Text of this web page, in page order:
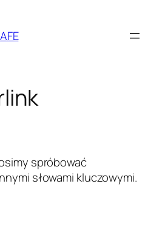
spróbować
słowami kluczowymi.